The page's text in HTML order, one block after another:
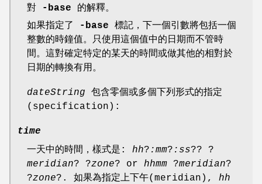
對
-base 的解釋。
如果指定了
-base 標記，下一個引數將包括一個
整數的時鐘值。只使用這個值中的日期而不管時
間。這對確定特定的某天的時間或做其他的相對於
日期的轉換有用。
dateString 包含零個或多個下列形式的指定
(specification):
time
一天中的時間，樣式是: hh? :mm? :ss?? ?
meridian? ?zone? or hhmm ?meridian?
?zone?. 如果為指定上下午(meridian), hh